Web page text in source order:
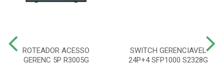
ROTEADOR ACESSO
GERENC 5P R3005G
SWITCH GERENCIAVEL
24P+4 SFP1000 S2328G